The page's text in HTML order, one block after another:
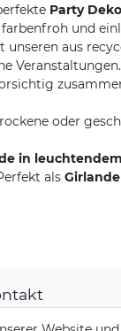
Party Deko
und
aus
Veranstaltungen.
oder
in
als